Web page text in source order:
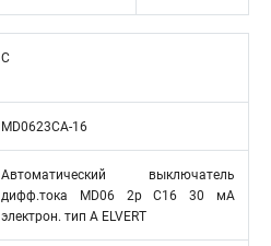
C
MD0623CA-16
Автоматический выключатель
дифф.тока MD06 2р C16 30 мА
электрон. тип А ELVERT